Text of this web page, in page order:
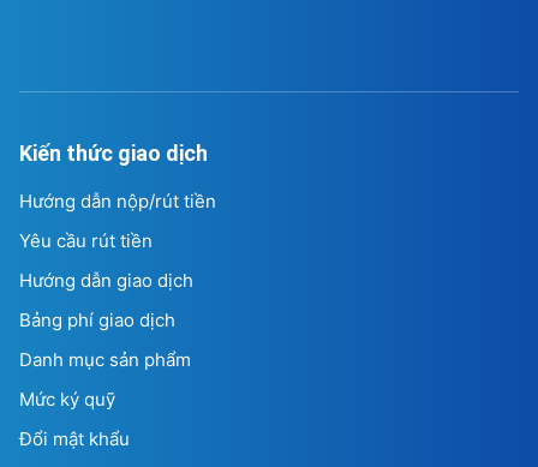
Kiến thức giao dịch
Hướng dẫn nộp/rút tiền
Yêu cầu rút tiền
Hướng dẫn giao dịch
Bảng phí giao dịch
Danh mục sản phẩm
Mức ký quỹ
Đổi mật khẩu